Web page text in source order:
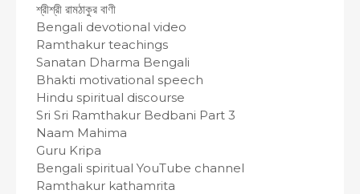
শ্রীশ্রী রামঠাকুর বাণী
Bengali devotional video
Ramthakur teachings
Sanatan Dharma Bengali
Bhakti motivational speech
Hindu spiritual discourse
Sri Sri Ramthakur Bedbani Part 3
Naam Mahima
Guru Kripa
Bengali spiritual YouTube channel
Ramthakur kathamrita